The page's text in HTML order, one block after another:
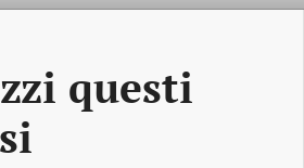
questi